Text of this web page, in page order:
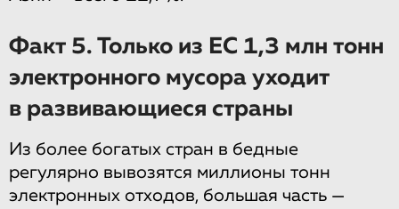
Факт 5. Только из ЕС 1,3 млн тонн
электронного мусора уходит
в развивающиеся страны
Из более богатых стран в бедные
регулярно вывозятся миллионы тонн
электронных отходов, большая часть —